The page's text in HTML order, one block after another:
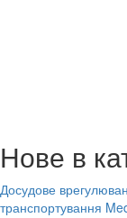
Нове в
Досудове
транспортування